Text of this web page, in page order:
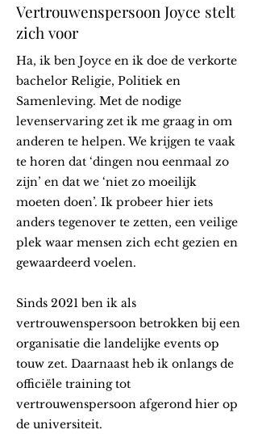
Vertrouwenspersoon Joyce stelt
zich voor
Ha, ik ben Joyce en ik doe de verkorte
bachelor Religie, Politiek en
Samenleving. Met de nodige
levenservaring zet ik me graag in om
anderen te helpen. We krijgen te vaak
te horen dat ‘dingen nou eenmaal zo
zijn’ en dat we ‘niet zo moeilijk
moeten doen’. Ik probeer hier iets
anders tegenover te zetten, een veilige
plek waar mensen zich echt gezien en
gewaardeerd voelen.
Sinds 2021 ben ik als
vertrouwenspersoon betrokken bij een
organisatie die landelijke events op
touw zet. Daarnaast heb ik onlangs de
officiële training tot
vertrouwenspersoon afgerond hier op
de universiteit.